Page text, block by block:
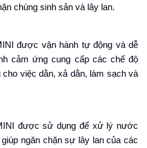
chúng sinh sản và lây lan.
được vận hành tự động và dễ
cảm ứng cung cấp các chế độ
cho việc dằn, xả dằn, làm sạch và
được sử dụng để xử lý nước
ngăn chặn sự lây lan của các